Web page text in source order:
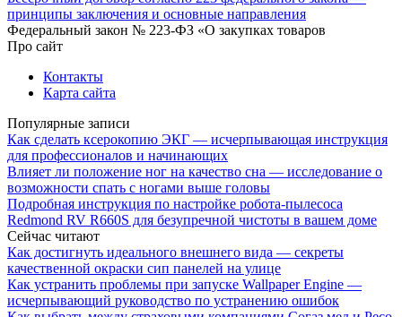
принципы заключения и основные направления
Федеральный закон № 223-ФЗ «О закупках товаров
Про сайт
Контакты
Карта сайта
Популярные записи
Как сделать ксерокопию ЭКГ — исчерпывающая инструкция
для профессионалов и начинающих
Влияет ли положение ног на качество сна — исследование о
возможности спать с ногами выше головы
Подробная инструкция по настройке робота-пылесоса
Redmond RV R660S для безупречной чистоты в вашем доме
Сейчас читают
Как достигнуть идеального внешнего вида — секреты
качественной окраски сип панелей на улице
Как устранить проблемы при запуске Wallpaper Engine —
исчерпывающий руководство по устранению ошибок